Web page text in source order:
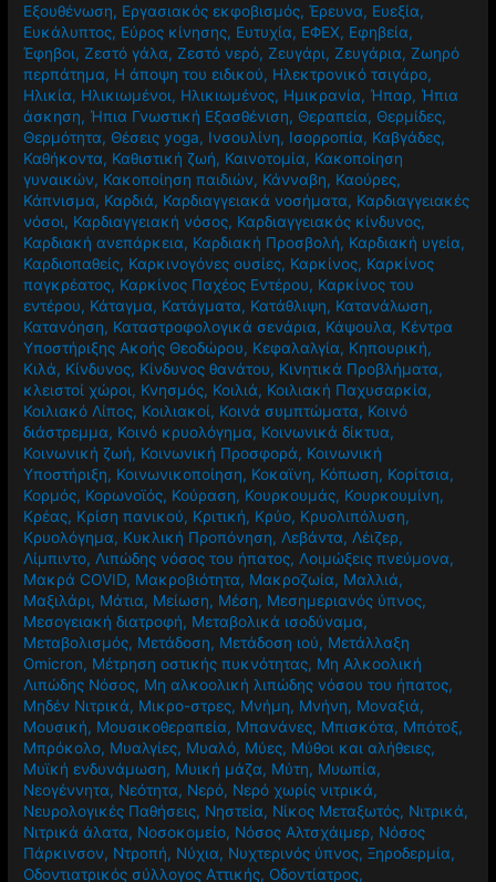
Εξουθένωση, Εργασιακός εκφοβισμός,Έρευνα, Ευεξία,
Ευκάλυπτος, Εύρος κίνησης, Ευτυχία, ΕΦΕΧ, Εφηβεία,
Έφηβοι,Ζεστό γάλα,Ζεστό νερό,Ζευγάρι,Ζευγάρια,Ζωηρό
περπάτημα, Η άποψη του ειδικού, Ηλεκτρονικό τσιγάρο,
Ηλικία, Ηλικιωμένοι, Ηλικιωμένος, Ημικρανία, Ήπαρ, Ήπια
άσκηση, Ήπια Γνωστική Εξασθένιση, Θεραπεία, Θερμίδες,
Θερμότητα, Θέσεις yoga, Ινσουλίνη, Ισορροπία, Καβγάδες,
Καθήκοντα, Καθιστική ζωή, Καινοτομία, Κακοποίηση
γυναικών, Κακοποίηση παιδιών, Κάνναβη, Καούρες,
Κάπνισμα, Καρδιά, Καρδιαγγειακά νοσήματα, Καρδιαγγειακές
νόσοι, Καρδιαγγειακή νόσος, Καρδιαγγειακός κίνδυνος,
Καρδιακή ανεπάρκεια, Καρδιακή Προσβολή, Καρδιακή υγεία,
Καρδιοπαθείς, Καρκινογόνες ουσίες, Καρκίνος, Καρκίνος
παγκρέατος, Καρκίνος Παχέος Εντέρου, Καρκίνος του
εντέρου, Κάταγμα, Κατάγματα, Κατάθλιψη, Κατανάλωση,
Κατανόηση, Καταστροφολογικά σενάρια, Κάψουλα, Κέντρα
Υποστήριξης Ακοής Θεοδώρου, Κεφαλαλγία, Κηπουρική,
Κιλά, Κίνδυνος, Κίνδυνος θανάτου, Κινητικά Προβλήματα,
κλειστοί χώροι, Κνησμός, Κοιλιά, Κοιλιακή Παχυσαρκία,
Κοιλιακό Λίπος, Κοιλιακοί, Κοινά συμπτώματα, Κοινό
διάστρεμμα, Κοινό κρυολόγημα, Κοινωνικά δίκτυα,
Κοινωνική ζωή, Κοινωνική Προσφορά, Κοινωνική
Υποστήριξη, Κοινωνικοποίηση, Κοκαϊνη, Κόπωση, Κορίτσια,
Κορμός, Κορωνοϊός, Κούραση, Κουρκουμάς, Κουρκουμίνη,
Κρέας, Κρίση πανικού, Κριτική, Κρύο, Κρυολιπόλυση,
Κρυολόγημα, Κυκλική Προπόνηση, Λεβάντα, Λέιζερ,
Λίμπιντο, Λιπώδης νόσος του ήπατος, Λοιμώξεις πνεύμονα,
Μακρά COVID, Μακροβιότητα, Μακροζωία, Μαλλιά,
Μαξιλάρι, Μάτια, Μείωση, Μέση, Μεσημεριανός ύπνος,
Μεσογειακή διατροφή, Μεταβολικά ισοδύναμα,
Μεταβολισμός, Μετάδοση, Μετάδοση ιού, Μετάλλαξη
Omicron, Μέτρηση οστικής πυκνότητας, Μη Αλκοολική
Λιπώδης Νόσος, Μη αλκοολική λιπώδης νόσου του ήπατος,
Μηδέν Νιτρικά, Μικρο-στρες, Μνήμη, Μνήνη, Μοναξιά,
Μουσική, Μουσικοθεραπεία, Μπανάνες, Μπισκότα, Μπότοξ,
Μπρόκολο, Μυαλγίες, Μυαλό, Μύες, Μύθοι και αλήθειες,
Μυϊκή ενδυνάμωση, Μυική μάζα, Μύτη, Μυωπία,
Νεογέννητα, Νεότητα, Νερό, Νερό χωρίς νιτρικά,
Νευρολογικές Παθήσεις, Νηστεία, Νίκος Μεταξωτός, Νιτρικά,
Νιτρικά άλατα, Νοσοκομείο, Νόσος Αλτσχάιμερ, Νόσος
Πάρκινσον, Ντροπή, Νύχια, Νυχτερινός ύπνος,Ξηροδερμία,
Οδοντιατρικός σύλλογος Αττικής, Οδοντίατρος,